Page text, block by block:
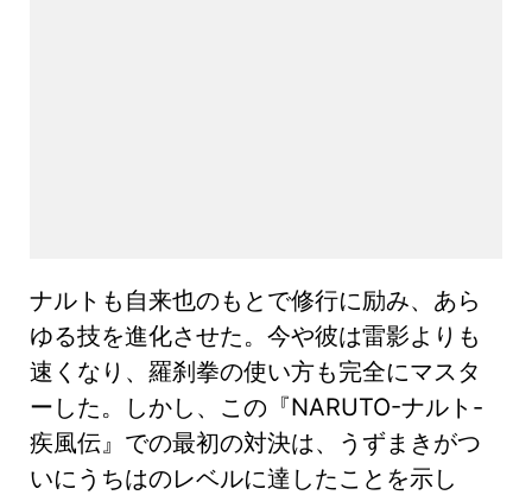
ナルトも自来也のもとで修行に励み、あら
ゆる技を進化させた。今や彼は雷影よりも
速くなり、羅刹拳の使い方も完全にマスタ
ーした。しかし、この『NARUTO-ナルト-
疾風伝』での最初の対決は、うずまきがつ
いにうちはのレベルに達したことを示し